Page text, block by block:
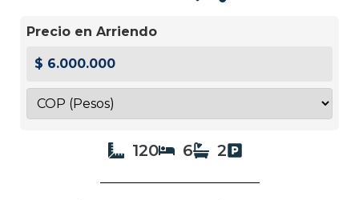
Precio en Arriendo
$ 6.000.000
120 6 2